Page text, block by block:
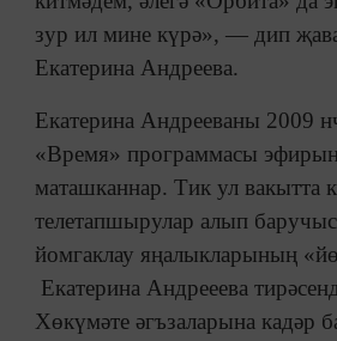
зур ил мине күрә», — дип
Екатерина Андреева.
Екатерина Андрееваны 2009
«Время» программасы
маташканнар. Тик ул вакытта
телетапшырулар алып
йомгаклау яңалыкларының
Екатерина Андрееева
Хөкүмәте әгъзаларына кадәр